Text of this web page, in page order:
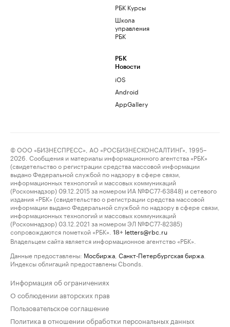
РБК Курсы
Школа
управления
РБК
РБК
Новости
iOS
Android
AppGallery
© ООО «БИЗНЕСПРЕСС», АО «РОСБИЗНЕСКОНСАЛТИНГ», 1995–
2026. Сообщения и материалы информационного агентства «РБК»
(свидетельство о регистрации средства массовой информации
выдано Федеральной службой по надзору в сфере связи,
информационных технологий и массовых коммуникаций
(Роскомнадзор) 09.12.2015 за номером ИА №ФС77-63848) и сетевого
издания «РБК» (свидетельство о регистрации средства массовой
информации выдано Федеральной службой по надзору в сфере связи,
информационных технологий и массовых коммуникаций
(Роскомнадзор) 03.12.2021 за номером ЭЛ №ФС77-82385)
сопровождаются пометкой «РБК».
18+ letters@rbc.ru
Владельцем сайта является информационное агентство «РБК».
Данные предоставлены: Мосбиржа Санкт-Петербургская биржа
Индексы облигаций предоставлены Cbonds.
Информация об ограничениях
О соблюдении авторских прав
Пользовательское соглашение
Политика в отношении обработки персональных данных